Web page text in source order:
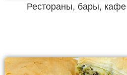
Рестораны, бары,